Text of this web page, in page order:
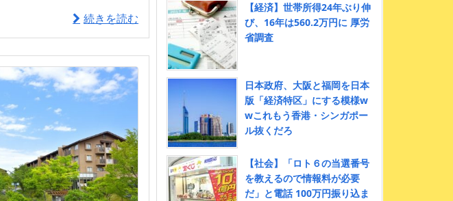
続きを読む
【経済】世帯所得24年ぶり伸
び、16年は560.2万円に 厚労
省調査
日本政府、大阪と福岡を日本
版「経済特区」にする模様w
wこれもう香港・シンガポー
ル抜くだろ
【社会】「ロト６の当選番号
を教えるので情報料が必要
だ」と電話 100万円振り込ま